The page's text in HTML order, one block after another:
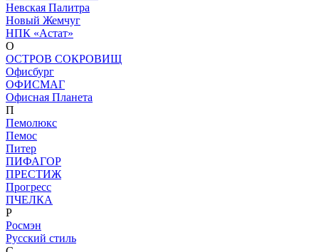
Невская Палитра
Новый Жемчуг
НПК «Астат»
О
ОСТРОВ СОКРОВИЩ
Офисбург
ОФИСМАГ
Офисная Планета
П
Пемолюкс
Пемос
Питер
ПИФАГОР
ПРЕСТИЖ
Прогресс
ПЧЕЛКА
Р
Росмэн
Русский стиль